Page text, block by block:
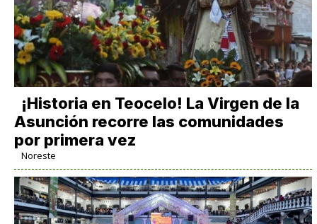
​¡Historia en Teocelo! La Virgen de la
Asunción recorre las comunidades
por primera vez
Noreste